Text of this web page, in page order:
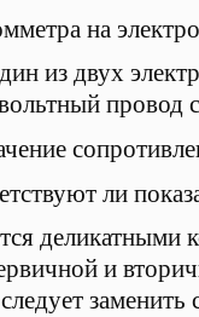
на
из двух
провод
ли
деликатными
и